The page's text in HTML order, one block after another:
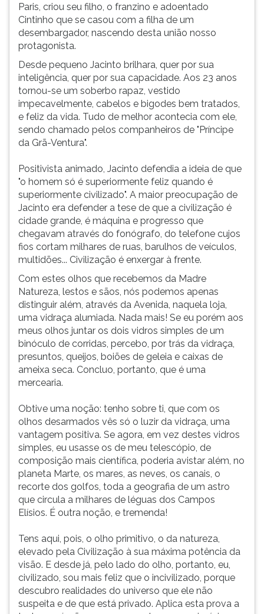
Paris, criou seu filho, o franzino e adoentado
Cintinho que se casou com a filha de um
desembargador, nascendo desta união nosso
protagonista.
Desde pequeno Jacinto brilhara, quer por sua
inteligência, quer por sua capacidade. Aos 23 anos
tornou-se um soberbo rapaz, vestido
impecavelmente, cabelos e bigodes bem tratados,
e feliz da vida. Tudo de melhor acontecia com ele,
sendo chamado pelos companheiros de "Príncipe
da Grã-Ventura".
Positivista animado, Jacinto defendia a ideia de que
"o homem só é superiormente feliz quando é
superiormente civilizado". A maior preocupação de
Jacinto era defender a tese de que a civilização é
cidade grande, é máquina e progresso que
chegavam através do fonógrafo, do telefone cujos
fios cortam milhares de ruas, barulhos de veículos,
multidões... Civilização é enxergar à frente.
Com estes olhos que recebemos da Madre
Natureza, lestos e sãos, nós podemos apenas
distinguir além, através da Avenida, naquela loja,
uma vidraça alumiada. Nada mais! Se eu porém aos
meus olhos juntar os dois vidros simples de um
binóculo de corridas, percebo, por trás da vidraça,
presuntos, queijos, boiões de geleia e caixas de
ameixa seca. Concluo, portanto, que é uma
mercearia.
Obtive uma noção: tenho sobre ti, que com os
olhos desarmados vês só o luzir da vidraça, uma
vantagem positiva. Se agora, em vez destes vidros
simples, eu usasse os de meu telescópio, de
composição mais científica, poderia avistar além, no
planeta Marte, os mares, as neves, os canais, o
recorte dos golfos, toda a geografia de um astro
que circula a milhares de léguas dos Campos
Elísios. É outra noção, e tremenda!
Tens aqui, pois, o olho primitivo, o da natureza,
elevado pela Civilização à sua máxima potência da
visão. E desde já, pelo lado do olho, portanto, eu,
civilizado, sou mais feliz que o incivilizado, porque
descubro realidades do universo que ele não
suspeita e de que está privado. Aplica esta prova a